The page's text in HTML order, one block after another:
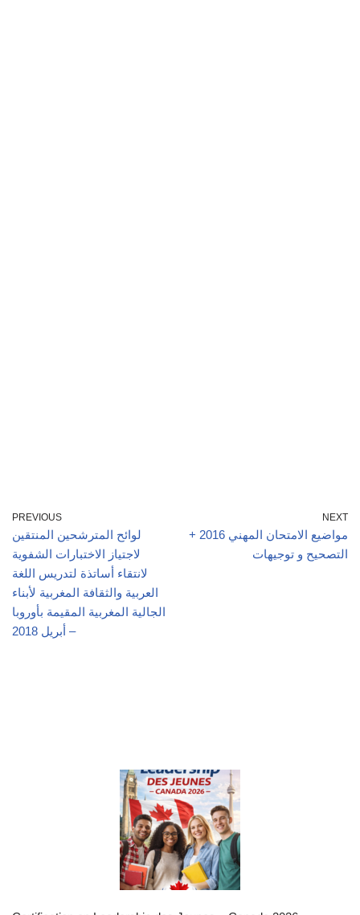
PREVIOUS
لوائح المترشحين المنتقين
لاجتياز الاختبارات الشفوية
لانتقاء أساتذة لتدريس اللغة
العربية والثقافة المغربية لأبناء
الجالية المغربية المقيمة بأوروبا
– أبريل 2018
NEXT
مواضيع الامتحان المهني 2016 +
التصحيح و توجيهات